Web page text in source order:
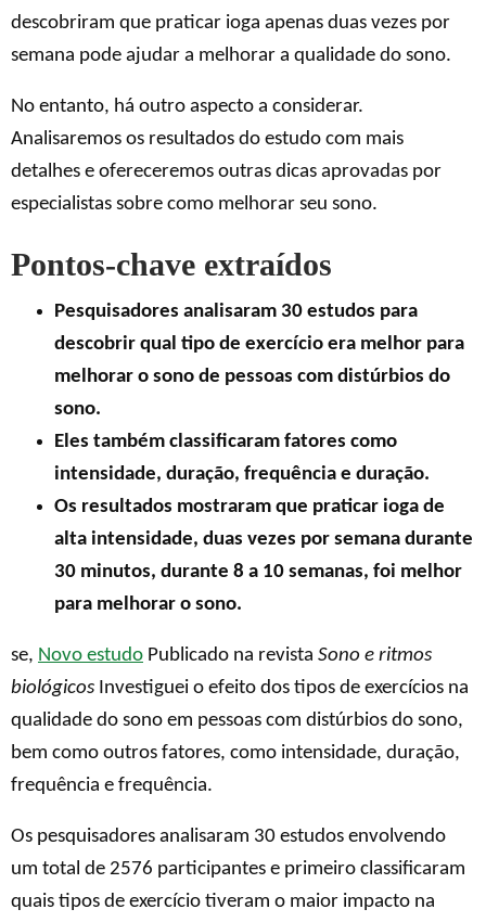
descobriram que praticar ioga apenas duas vezes por
semana pode ajudar a melhorar a qualidade do sono.
No entanto, há outro aspecto a considerar.
Analisaremos os resultados do estudo com mais
detalhes e ofereceremos outras dicas aprovadas por
especialistas sobre como melhorar seu sono.
Pontos-chave extraídos
Pesquisadores analisaram 30 estudos para
descobrir qual tipo de exercício era melhor para
melhorar o sono de pessoas com distúrbios do
sono.
Eles também classificaram fatores como
intensidade, duração, frequência e duração.
Os resultados mostraram que praticar ioga de
alta intensidade, duas vezes por semana durante
30 minutos, durante 8 a 10 semanas, foi melhor
para melhorar o sono.
se, Novo estudo Publicado na revista Sono e ritmos
biológicos Investiguei o efeito dos tipos de exercícios na
qualidade do sono em pessoas com distúrbios do sono,
bem como outros fatores, como intensidade, duração,
frequência e frequência.
Os pesquisadores analisaram 30 estudos envolvendo
um total de 2576 participantes e primeiro classificaram
quais tipos de exercício tiveram o maior impacto na